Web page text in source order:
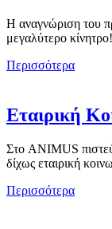
Η αναγνώριση του
μεγαλύτερο κίνητρο!
Περισσότερα
Εταιρική
Στο ANIMUS
δίχως εταιρική
Περισσότερα